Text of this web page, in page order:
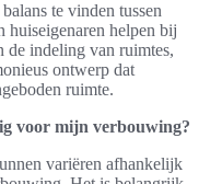
te vinden tussen
huiseigenaren helpen bij
de indeling van ruimtes,
ontwerp dat
ruimte.
voor mijn verbouwing?
variëren afhankelijk